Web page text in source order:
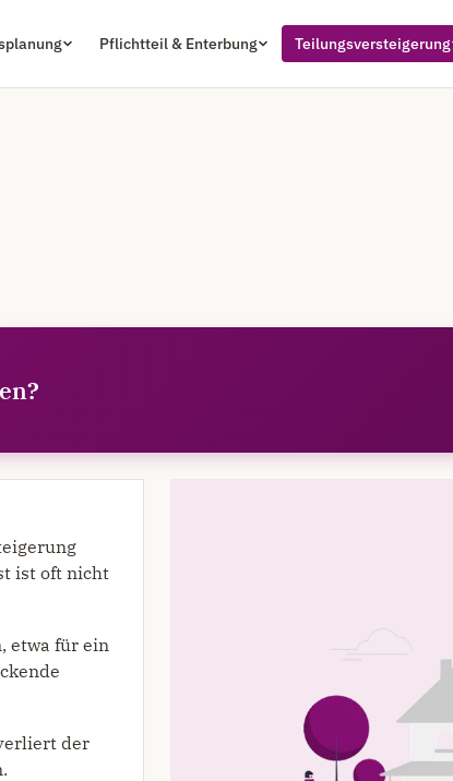
Pflichtteil & Enterbung Teilungsversteigerung
ist oft nicht
etwa für ein
der